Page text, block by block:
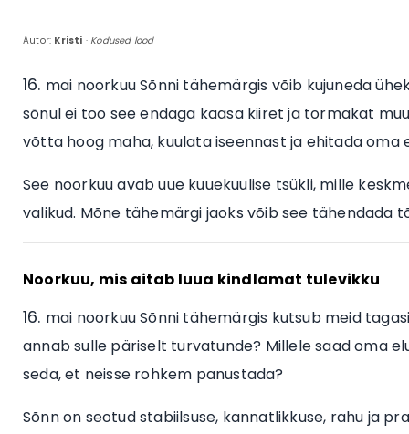
Autor: Kristi · Kodused lood
mai noorkuu Sõnni tähemärgis võib kujuneda
sõnul ei too see endaga kaasa kiiret ja tormakat
võtta hoog maha, kuulata iseennast ja ehitada oma
See noorkuu avab uue kuuekuulise tsükli, mille
valikud. Mõne tähemärgi jaoks võib see tähendada
Noorkuu, mis aitab luua kindlamat tulevikku
mai noorkuu Sõnni tähemärgis kutsub meid
annab sulle päriselt turvatunde? Millele saad oma
seda, et neisse rohkem panustada?
Sõnn on seotud stabiilsuse, kannatlikkuse, rahu ja